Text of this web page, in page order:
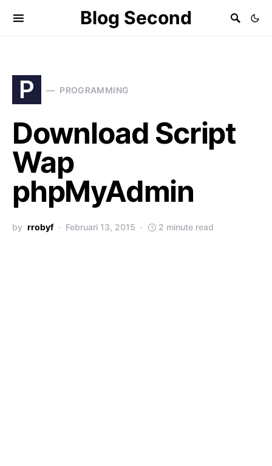
Blog Second
P PROGRAMMING
Download Script
Wap
phpMyAdmin
by rrobyf Februari 13, 2015 2 minute read